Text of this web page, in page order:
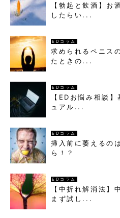
【勃起と飲酒】お
したらい...
EDコラム
求められるペニス
たときの...
EDコラム
【EDお悩み相談
ュアル...
EDコラム
挿入前に萎えるの
ら！？
EDコラム
【中折れ解消法】
まず試し...